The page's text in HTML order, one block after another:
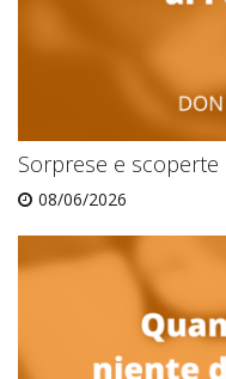
Sorprese e scoperte
08/06/2026